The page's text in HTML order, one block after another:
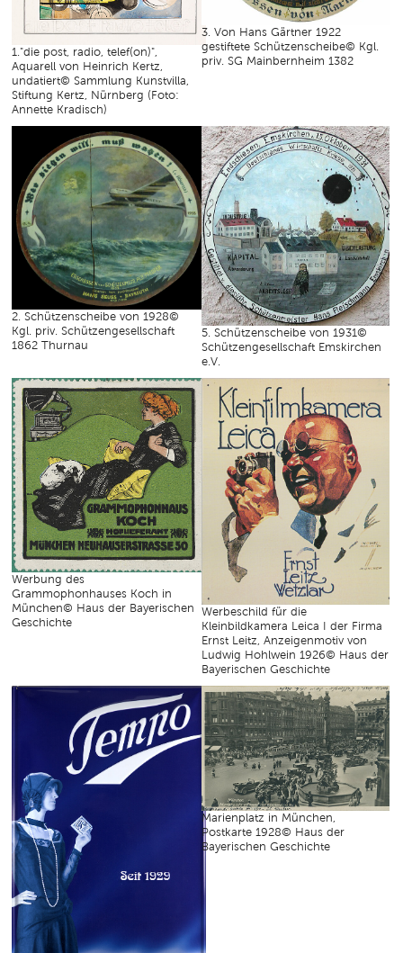
1."die post, radio, telef(on)",
Aquarell von Heinrich Kertz,
undatiert© Sammlung Kunstvilla,
Stiftung Kertz, Nürnberg (Foto:
Annette Kradisch)
3. Von Hans Gärtner 1922
gestiftete Schützenscheibe© Kgl.
priv. SG Mainbernheim 1382
2. Schützenscheibe von 1928©
Kgl. priv. Schützengesellschaft
1862 Thurnau
5. Schützenscheibe von 1931©
Schützengesellschaft Emskirchen
e.V.
Werbung des
Grammophonhauses Koch in
München© Haus der Bayerischen
Geschichte
Werbeschild für die
Kleinbildkamera Leica I der Firma
Ernst Leitz, Anzeigenmotiv von
Ludwig Hohlwein 1926© Haus der
Bayerischen Geschichte
Marienplatz in München,
Postkarte 1928© Haus der
Bayerischen Geschichte